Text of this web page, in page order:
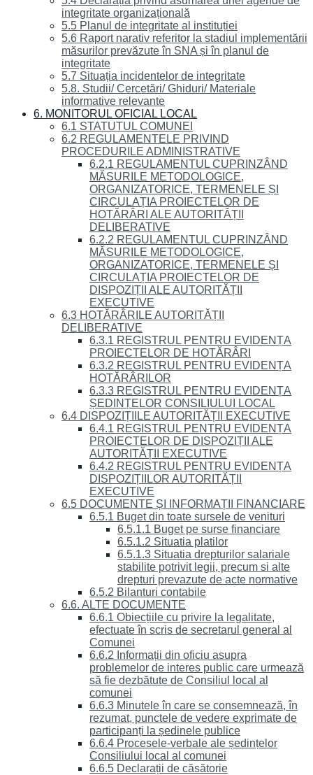
integritate organizațională
5.5 Planul de integritate al instituției
5.6 Raport narativ referitor la stadiul implementării
măsurilor prevăzute în SNA și în planul de
integritate
5.7 Situația incidentelor de integritate
5.8. Studii/ Cercetări/ Ghiduri/ Materiale
informative relevante
6. MONITORUL OFICIAL LOCAL
6.1 STATUTUL COMUNEI
6.2 REGULAMENTELE PRIVIND
PROCEDURILE ADMINISTRATIVE
6.2.1 REGULAMENTUL CUPRINZÂND
MĂSURILE METODOLOGICE,
ORGANIZATORICE, TERMENELE ȘI
CIRCULAȚIA PROIECTELOR DE
HOTĂRÂRI ALE AUTORITĂȚII
DELIBERATIVE
6.2.2 REGULAMENTUL CUPRINZÂND
MĂSURILE METODOLOGICE,
ORGANIZATORICE, TERMENELE ȘI
CIRCULAȚIA PROIECTELOR DE
DISPOZIȚII ALE AUTORITĂȚII
EXECUTIVE
6.3 HOTĂRÂRILE AUTORITĂȚII
DELIBERATIVE
6.3.1 REGISTRUL PENTRU EVIDENȚA
PROIECTELOR DE HOTĂRÂRI
6.3.2 REGISTRUL PENTRU EVIDENȚA
HOTĂRÂRILOR
6.3.3 REGISTRUL PENTRU EVIDENȚA
ȘEDINȚELOR CONSILIULUI LOCAL
6.4 DISPOZIȚIILE AUTORITĂȚII EXECUTIVE
6.4.1 REGISTRUL PENTRU EVIDENȚA
PROIECTELOR DE DISPOZIȚII ALE
AUTORITĂȚII EXECUTIVE
6.4.2 REGISTRUL PENTRU EVIDENȚA
DISPOZIȚIILOR AUTORITĂȚII
EXECUTIVE
6.5 DOCUMENTE ȘI INFORMAȚII FINANCIARE
6.5.1 Buget din toate sursele de venituri
6.5.1.1 Buget pe surse financiare
6.5.1.2 Situatia platilor
6.5.1.3 Situatia drepturilor salariale
stabilite potrivit legii, precum si alte
drepturi prevazute de acte normative
6.5.2 Bilanturi contabile
6.6. ALTE DOCUMENTE
6.6.1 Obiecțiile cu privire la legalitate,
efectuate în scris de secretarul general al
Comunei
6.6.2 Informații din oficiu asupra
problemelor de interes public care urmează
să fie dezbătute de Consiliul local al
comunei
6.6.3 Minutele în care se consemnează, în
rezumat, punctele de vedere exprimate de
participanți la ședinele publice
6.6.4 Procesele-verbale ale ședințelor
Consiliului local al comunei
6.6.5 Declarații de căsătorie